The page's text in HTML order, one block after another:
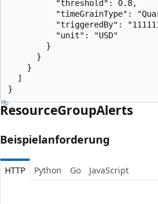
          "threshold": 0.8,
"timeGrainType":
"triggeredBy":
          "unit": "USD"
        }
      }
    }
  ]
}
ResourceGroupAlerts
Beispielanforderung
HTTP Python Go JavaScript